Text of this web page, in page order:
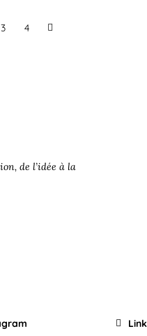
3 4 Next
de l’idée à la